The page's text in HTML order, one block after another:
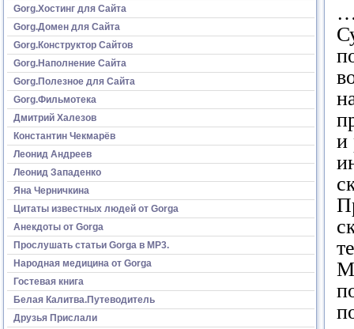
Gorg.Хостинг для Сайта
Gorg.Домен для Сайта
Gorg.Конструктор Сайтов
Gorg.Наполнение Сайта
Gorg.Полезное для Сайта
Gorg.Фильмотека
Дмитрий Халезов
Константин Чекмарёв
Леонид Андреев
Леонид Западенко
Яна Черничкина
Цитаты известных людей от Gorga
Анекдоты от Gorga
Прослушать статьи Gorga в МР3.
Народная медицина от Gorga
Гостевая книга
Белая Калитва.Путеводитель
Друзья Прислали
и